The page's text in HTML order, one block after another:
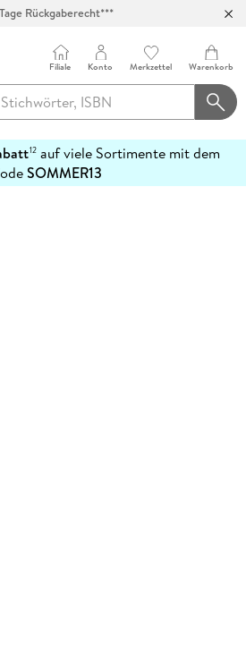
Rückgaberecht***
Filiale Konto Merkzettel Warenkorb
12auf viele Sortimente mit dem
SOMMER13